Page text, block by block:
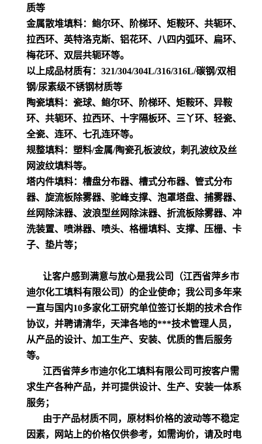
质等
金属散堆填料：鲍尔环、阶梯环、矩鞍环、共轭环、
拉西环、英特洛克斯、铝花环、八四内弧环、扁环、
梅花环、双层共轭环等。
以上成品材质有：321/304/304L/316/316L/碳钢/双相
钢/尿素级不锈钢材质等
陶瓷填料：瓷球、鲍尔环、阶梯环、矩鞍环、异鞍
环、共轭环、拉西环、十字隔板环、三丫环、轻瓷、
全瓷、连环、七孔连环等。
规整填料：塑料/金属/陶瓷孔板波纹，刺孔波纹及丝
网波纹填料等。
塔内件填料：槽盘分布器、槽式分布器、管式分布
器、旋流板除雾器、驼峰支撑、泡罩塔盘、捕雾器、
丝网除沫器、波浪型丝网除沫器、折流板除雾器、冲
洗装置、喷淋器、喷头、格栅填料、支撑、压栅、卡
子、垫片等；
让客户感到满意与放心是我公司（江西省萍乡市
迪尔化工填料有限公司）的企业使命；我公司多年来
一直与国内10多家化工研究单位签订长期的技术合作
协议，并聘请清华，天津各地的***技术管理人员，
从产品的设计、加工生产、安装、优质的售后服务
等。
江西省萍乡市迪尔化工填料有限公司可按客户需
求生产各种产品，并可提供设计、生产、安装一体系
服务；
由于产品材质不同，原材料价格的波动等不稳定
因素，网站上的价格仅供参考，如需询价，请及时电